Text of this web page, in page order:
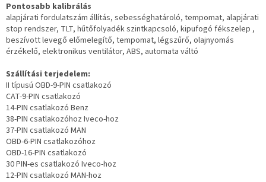
Pontosabb kalibrálás
alapjárati fordulatszám állítás, sebességhatároló, tempomat, alapjárati
stop rendszer, TLT, hűtőfolyadék szintkapcsoló, kipufogó fékszelep ,
beszívott levegő előmelegítő, tempomat, légszűrő, olajnyomás
érzékelő, elektronikus ventilátor, ABS, automata váltó
Szállítási terjedelem:
II típusú OBD-9-PIN csatlakozó
CAT-9-PIN csatlakozó
14-PIN csatlakozó Benz
38-PIN csatlakozóhoz Iveco-hoz
37-PIN csatlakozó MAN
OBD-6-PIN csatlakozóhoz
OBD-16-PIN csatlakozó
30 PIN-es csatlakozó Iveco-hoz
12-PIN csatlakozó MAN-hoz